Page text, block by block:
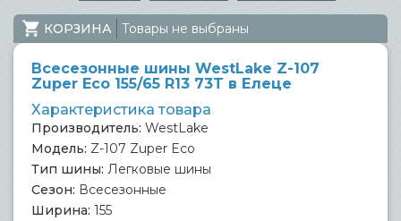
КОРЗИНА Товары не выбраны
Всесезонные шины WestLake Z-107
Zuper Eco 155/65 R13 73T в Елеце
Характеристика товара
Производитель: WestLake
Модель: Z-107 Zuper Eco
Тип шины: Легковые шины
Сезон: Всесезонные
Ширина: 155